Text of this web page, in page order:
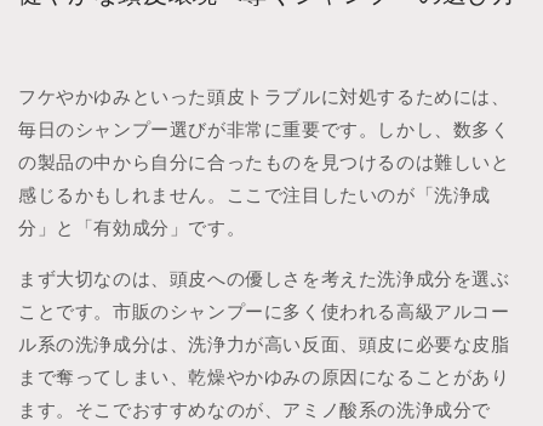
フケやかゆみといった頭皮トラブルに対処するためには、
毎日のシャンプー選びが非常に重要です。しかし、数多く
の製品の中から自分に合ったものを見つけるのは難しいと
感じるかもしれません。ここで注目したいのが「洗浄成
分」と「有効成分」です。
まず大切なのは、頭皮への優しさを考えた洗浄成分を選ぶ
ことです。市販のシャンプーに多く使われる高級アルコー
ル系の洗浄成分は、洗浄力が高い反面、頭皮に必要な皮脂
まで奪ってしまい、乾燥やかゆみの原因になることがあり
ます。そこでおすすめなのが、アミノ酸系の洗浄成分で